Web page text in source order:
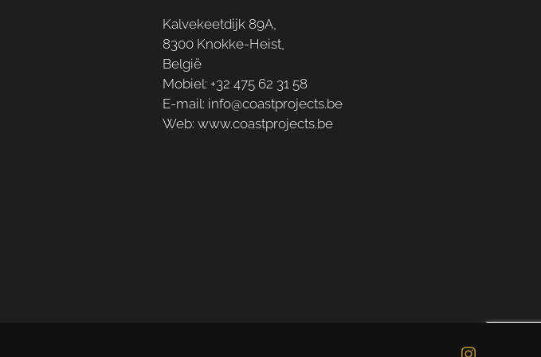
Kalvekeetdijk 89A,
8300 Knokke-Heist,
België
Mobiel: +32 475 62 31 58
E-mail: info@coastprojects.be
Web: www.coastprojects.be
Instagram